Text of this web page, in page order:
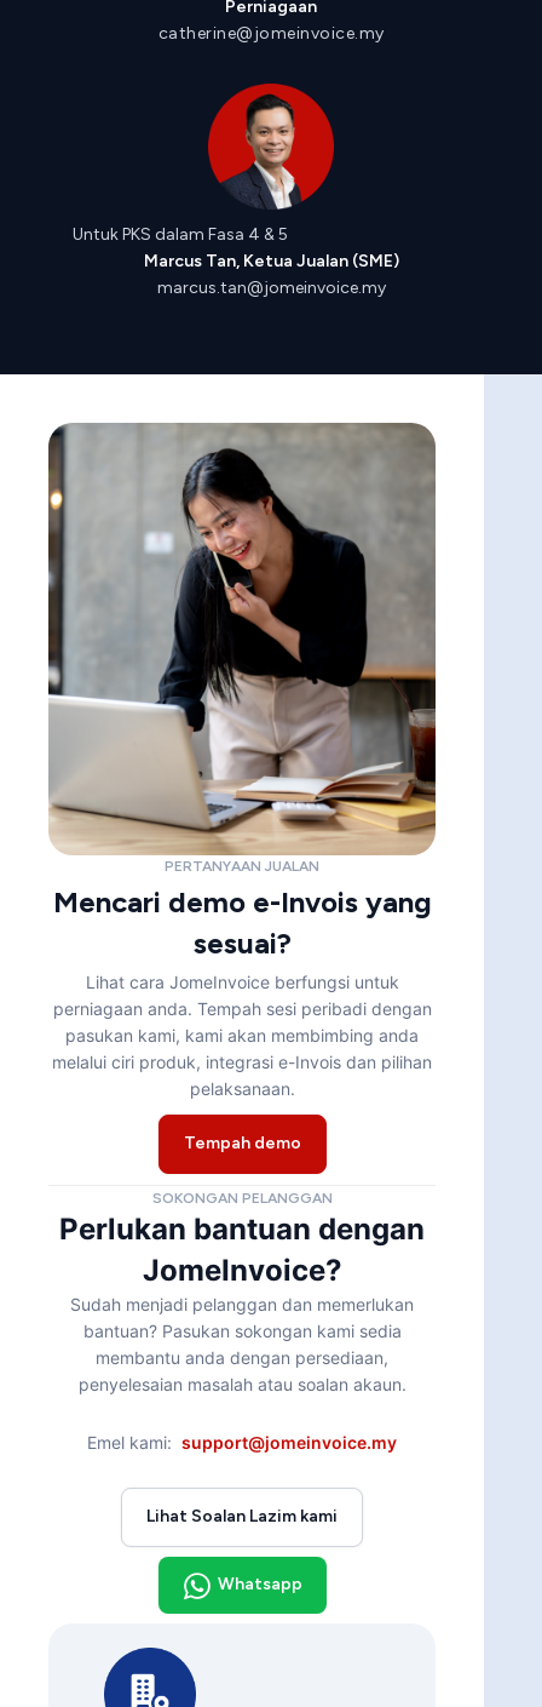
Perniagaan
catherine@jomeinvoice.my
Untuk PKS dalam Fasa 4 & 5
Marcus Tan, Ketua Jualan (SME)
marcus.tan@jomeinvoice.my
PERTANYAAN JUALAN
Mencari demo e-Invois yang
sesuai?
Lihat cara JomeInvoice berfungsi untuk
perniagaan anda. Tempah sesi peribadi dengan
pasukan kami, kami akan membimbing anda
melalui ciri produk, integrasi e-Invois dan pilihan
pelaksanaan.
Tempah demo
SOKONGAN PELANGGAN
Perlukan bantuan dengan
JomeInvoice?
Sudah menjadi pelanggan dan memerlukan
bantuan? Pasukan sokongan kami sedia
membantu anda dengan persediaan,
penyelesaian masalah atau soalan akaun.
Emel kami: support@jomeinvoice.my
Lihat Soalan Lazim kami
Whatsapp